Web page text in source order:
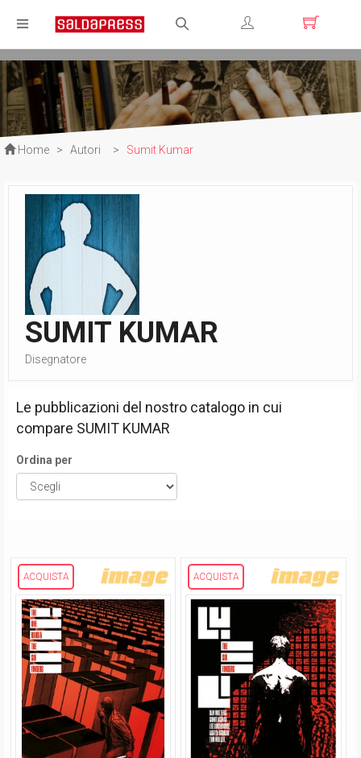
Registrati
Login
Home > Autori > Sumit Kumar
SUMIT KUMAR
Disegnatore
Le pubblicazioni del nostro catalogo in cui
compare SUMIT KUMAR
Ordina per
ACQUISTA ACQUISTA